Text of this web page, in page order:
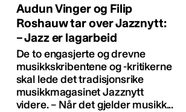
Audun Vinger og Filip
Roshauw tar over Jazznytt:
– Jazz er lagarbeid
De to engasjerte og drevne
musikkskribentene og -kritikerne
skal lede det tradisjonsrike
musikkmagasinet Jazznytt
videre. – Når det gjelder musikk...